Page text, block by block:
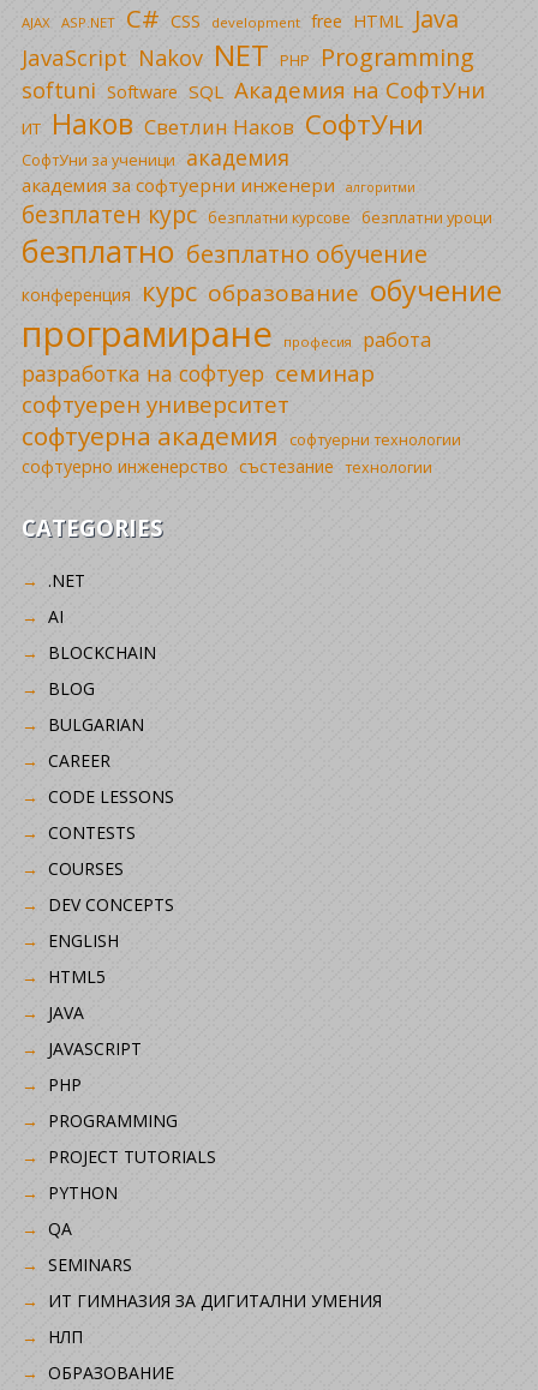
AJAX ASP.NET C# CSS development free HTML Java
JavaScript Nakov NET PHP Programming
softuni Software SQL Академия на СофтУни
ИТ Наков Светлин Наков СофтУни
СофтУни за ученици академия
академия за софтуерни инженери алгоритми
безплатен курс безплатни курсове безплатни уроци
безплатно безплатно обучение
конференция курс образование обучение
програмиране професия работа
разработка на софтуер семинар
софтуерен университет
софтуерна академия софтуерни технологии
софтуерно инженерство състезание технологии
CATEGORIES
.NET
AI
BLOCKCHAIN
BLOG
BULGARIAN
CAREER
CODE LESSONS
CONTESTS
COURSES
DEV CONCEPTS
ENGLISH
HTML5
JAVA
JAVASCRIPT
PHP
PROGRAMMING
PROJECT TUTORIALS
PYTHON
QA
SEMINARS
ИТ ГИМНАЗИЯ ЗА ДИГИТАЛНИ УМЕНИЯ
НЛП
ОБРАЗОВАНИЕ